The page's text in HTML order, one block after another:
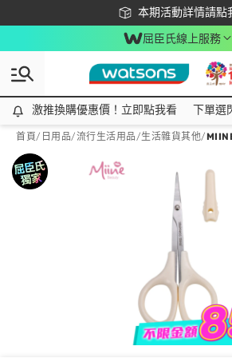
本期活動詳情請點
下載app最高回饋
屈臣氏線上服務
激推換購優惠價！立即點我看
激推換購優惠價！立即點我看 下單選
首頁/ 日用品/流行生活用品/生活雜貨其他/